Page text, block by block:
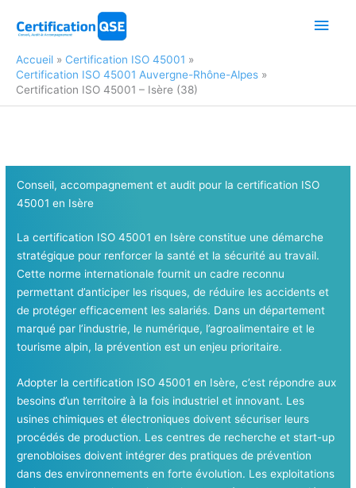
Accueil
Certification ISO 45001
Certification ISO 45001 Auvergne-Rhône-Alpes
Certification ISO 45001 – Isère (38)
Conseil, accompagnement et audit pour la certification ISO
45001 en Isère
La certification ISO 45001 en Isère constitue une démarche
stratégique pour renforcer la santé et la sécurité au travail.
Cette norme internationale fournit un cadre reconnu
permettant d’anticiper les risques, de réduire les accidents et
de protéger efficacement les salariés. Dans un département
marqué par l’industrie, le numérique, l’agroalimentaire et le
tourisme alpin, la prévention est un enjeu prioritaire.
Adopter la certification ISO 45001 en Isère, c’est répondre aux
besoins d’un territoire à la fois industriel et innovant. Les
usines chimiques et électroniques doivent sécuriser leurs
procédés de production. Les centres de recherche et start-up
grenobloises doivent intégrer des pratiques de prévention
dans des environnements en forte évolution. Les exploitations